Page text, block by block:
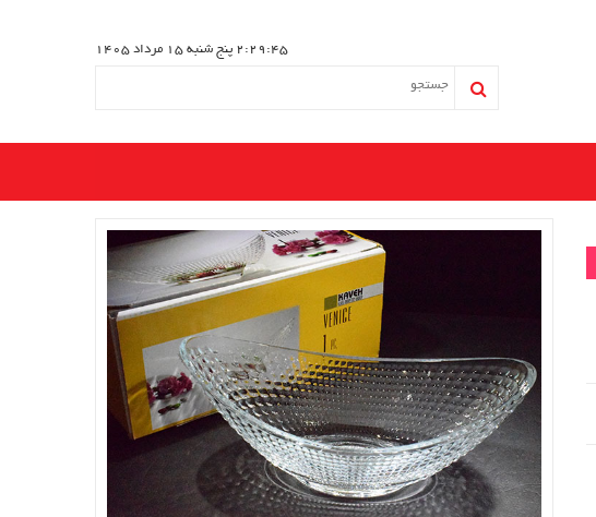
2:29:45 پنج شنبه 15 مرداد 1405